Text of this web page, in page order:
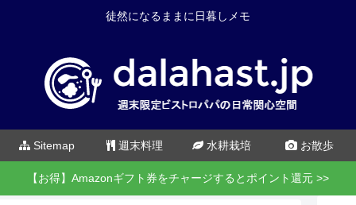
徒然になるままに日暮しメモ
Sitemap 週末料理 水耕栽培 お散歩
【お得】Amazonギフト券をチャージするとポイント還元 >>